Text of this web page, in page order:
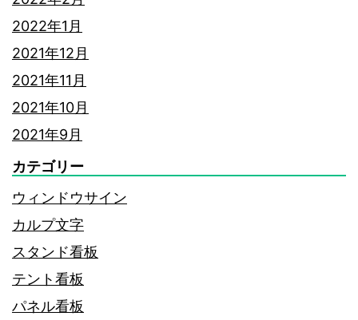
2022年1月
2021年12月
2021年11月
2021年10月
2021年9月
カテゴリー
ウィンドウサイン
カルプ文字
スタンド看板
テント看板
パネル看板